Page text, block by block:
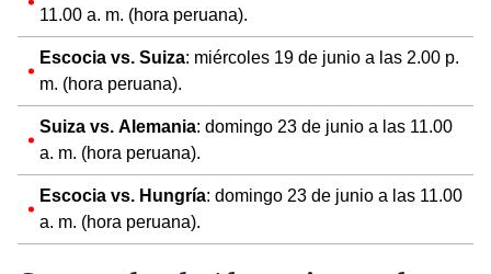
11.00 a. m. (hora peruana).
Escocia vs. Suiza: miércoles 19 de junio a las 2.00 p.
m. (hora peruana).
Suiza vs. Alemania: domingo 23 de junio a las 11.00
a. m. (hora peruana).
Escocia vs. Hungría: domingo 23 de junio a las 11.00
a. m. (hora peruana).